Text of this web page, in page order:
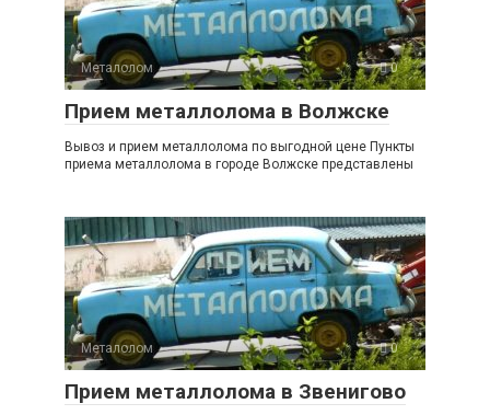
Металолом 0
Прием металлолома в Волжске
Вывоз и прием металлолома по выгодной цене Пункты
приема металлолома в городе Волжске представлены
Металолом 0
Прием металлолома в Звенигово